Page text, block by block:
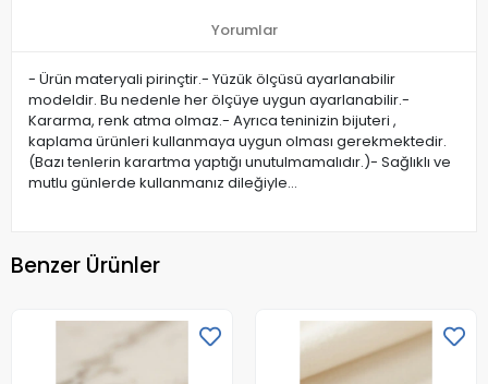
Yorumlar
- Ürün materyali pirinçtir.- Yüzük ölçüsü ayarlanabilir
modeldir. Bu nedenle her ölçüye uygun ayarlanabilir.-
Kararma, renk atma olmaz.- Ayrıca teninizin bijuteri ,
kaplama ürünleri kullanmaya uygun olması gerekmektedir.
(Bazı tenlerin karartma yaptığı unutulmamalıdır.)- Sağlıklı ve
mutlu günlerde kullanmanız dileğiyle…
Benzer Ürünler